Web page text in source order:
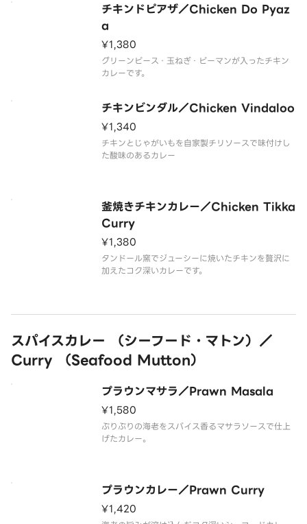
チキンドピアザ／Chicken Do Pyaz
a
¥1,380
グリーンピース・玉ねぎ・ピーマンが入ったチキン
カレーです。
チキンビンダル／Chicken Vindaloo
¥1,340
チキンとじゃがいもを自家製チリソースで味付けし
た酸味のあるカレー
釜焼きチキンカレー／Chicken Tikka
Curry
¥1,380
タンドール窯でジューシーに焼いたチキンを贅沢に
加えたコク深いカレーです。
スパイスカレー （シーフード・マトン）／
Curry （Seafood Mutton）
プラウンマサラ／Prawn Masala
¥1,580
ぷりぷりの海老をスパイス香るマサラソースで仕上
げたカレー。
プラウンカレー／Prawn Curry
¥1,420